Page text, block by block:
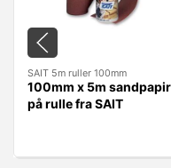
SAIT 5m ruller 100mm
100mm x 5m sandpapir
på rulle fra SAIT